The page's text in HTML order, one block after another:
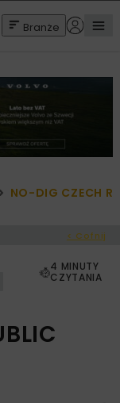
Branże
NO-DIG CZECH
< Cofnij
4 MINUTY
CZYTANIA